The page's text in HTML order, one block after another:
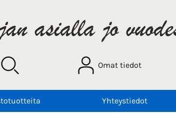
Omat tiedot
Yhteystiedot